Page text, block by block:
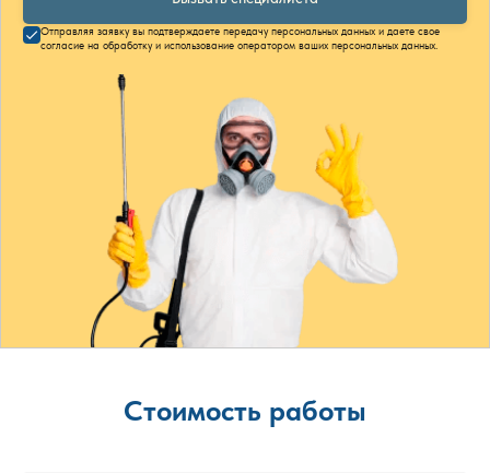
Отправляя заявку вы подтверждаете передачу персональных данных и даете свое
согласие на обработку и использование оператором ваших персональных данных.
Стоимость работы